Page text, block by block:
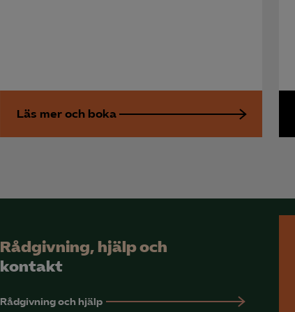
Läs mer och boka
Rådgivning, hjälp och
kontakt
Rådgivning och hjälp